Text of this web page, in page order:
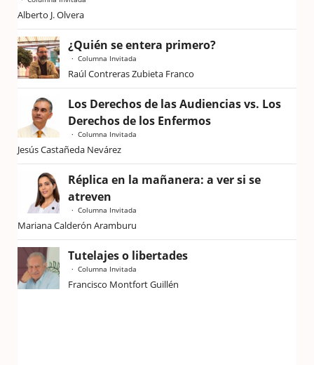
Alberto J. Olvera
¿Quién se entera primero?
Columna Invitada
Raúl Contreras Zubieta Franco
Los Derechos de las Audiencias vs. Los
Derechos de los Enfermos
Columna Invitada
Jesús Castañeda Nevárez
Réplica en la mañanera: a ver si se
atreven
Columna Invitada
Mariana Calderón Aramburu
Tutelajes o libertades
Columna Invitada
Francisco Montfort Guillén